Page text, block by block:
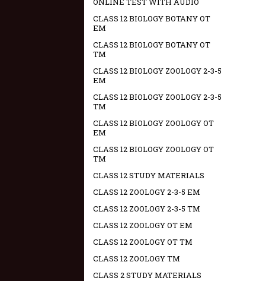
CLASS 12 BIOLOGY BOTANY OT
EM
CLASS 12 BIOLOGY BOTANY OT
TM
CLASS 12 BIOLOGY ZOOLOGY 2-3-5
EM
CLASS 12 BIOLOGY ZOOLOGY 2-3-5
TM
CLASS 12 BIOLOGY ZOOLOGY OT
EM
CLASS 12 BIOLOGY ZOOLOGY OT
TM
CLASS 12 STUDY MATERIALS
CLASS 12 ZOOLOGY 2-3-5 EM
CLASS 12 ZOOLOGY 2-3-5 TM
CLASS 12 ZOOLOGY OT EM
CLASS 12 ZOOLOGY OT TM
CLASS 12 ZOOLOGY TM
CLASS 2 STUDY MATERIALS